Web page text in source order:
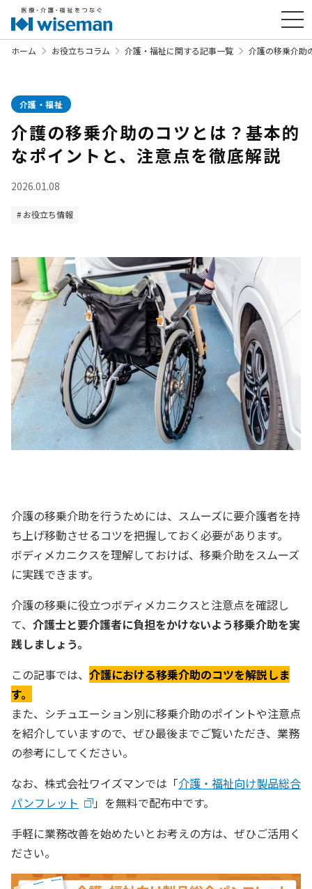
ホーム お役立ちコラム 介護・福祉に関する記事一覧 介護の移乗介助
介護・福祉
介護の移乗介助のコツとは？基本的
なポイントと、注意点を徹底解説
2026.01.08
お役立ち情報
介護の移乗介助を行うためには、スムーズに要介護者を持
ち上げ移動させるコツを把握しておく必要があります。
ボディメカニクスを理解しておけば、移乗介助をスムーズ
に実践できます。
介護の移乗に役立つボディメカニクスと注意点を確認し
て、 介護士と要介護者に負担をかけないよう移乗介助を実
践しましょう。
この記事では、 介護における移乗介助のコツを解説しま
す。
また、シチュエーション別に移乗介助のポイントや注意点
を紹介していますので、ぜひ最後までご覧いただき、業務
の参考にしてください。
なお、株式会社ワイズマンでは「介護・福祉向け製品総合
パンフレット
」を無料で配布中です。
手軽に業務改善を始めたいとお考えの方は、ぜひご活用く
ださい。